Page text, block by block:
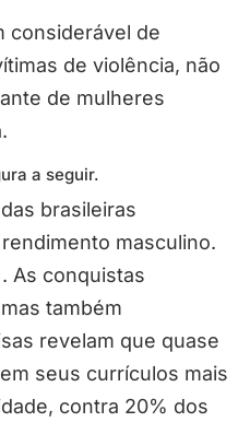
considerável de
de violência, não
de mulheres
a seguir.
brasileiras
masculino.
As conquistas
também
revelam que quase
seus currículos mais
contra 20% dos